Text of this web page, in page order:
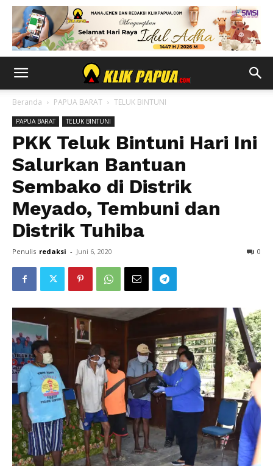
Beranda PAPUA BARAT TELUK BINTUNI
PAPUA BARAT TELUK BINTUNI
PKK Teluk Bintuni Hari Ini
Salurkan Bantuan
Sembako di Distrik
Meyado, Tembuni dan
Distrik Tuhiba
Penulis redaksi - Juni 6, 2020 0